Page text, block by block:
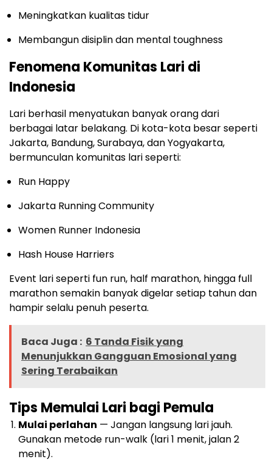
Meningkatkan kualitas tidur
Membangun disiplin dan mental toughness
Fenomena Komunitas Lari di
Indonesia
Lari berhasil menyatukan banyak orang dari
berbagai latar belakang. Di kota-kota besar seperti
Jakarta, Bandung, Surabaya, dan Yogyakarta,
bermunculan komunitas lari seperti:
Run Happy
Jakarta Running Community
Women Runner Indonesia
Hash House Harriers
Event lari seperti fun run, half marathon, hingga full
marathon semakin banyak digelar setiap tahun dan
hampir selalu penuh peserta.
Baca Juga : 6 Tanda Fisik yang
Menunjukkan Gangguan Emosional yang
Sering Terabaikan
Tips Memulai Lari bagi Pemula
Mulai perlahan — Jangan langsung lari jauh.
Gunakan metode run-walk (lari 1 menit, jalan 2
menit).